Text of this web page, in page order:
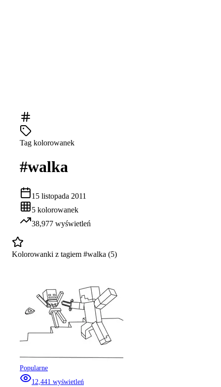
Tag kolorowanek
#walka
15 listopada 2011
5 kolorowanek
38,977 wyświetleń
Kolorowanki z tagiem #walka (5)
Popularne
12,441 wyświetleń